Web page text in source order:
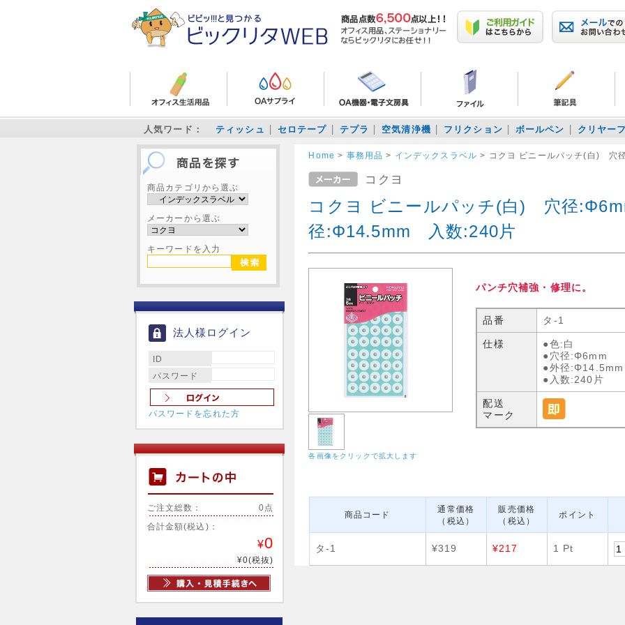
人気ワード： ティッシュ セロテープ テプラ 空気清浄機 フリクション ボールペン クリヤー
商品カテゴリから選ぶ
メーカーから選ぶ
キーワードを入力
法人様ログイン
ID
パスワード
パスワードを忘れた方
ご注文総数： 0点
合計金額(税込)：
¥0
¥0(税抜)
Home > 事務用品 > インデックスラベル > コクヨ ビニールパッチ(白)
コクヨ
コクヨ ビニールパッチ(白) 穴径
径:Φ14.5mm 入数:240片
各画像をクリックで拡大します
パンチ穴補強・修理に。
品番 タ-1
仕様
●色:白
●穴径:Φ6mm
●外径:Φ14.5mm
●入数:240片
配送
マーク
商品コード
通常価格
（税込）
販売価格
（税込）
ポイント
タ-1 ¥319 ¥217 1 Pt